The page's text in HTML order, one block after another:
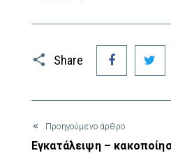
Share
Facebook
Προηγούμενο άρθρο
Εγκατάλειψη –